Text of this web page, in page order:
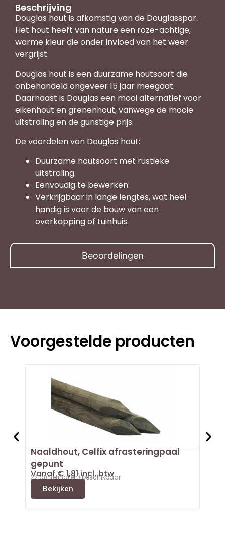
Beoordelingen
Beschrijving
Douglas hout is afkomstig van de Douglasspar.
Het hout heeft van nature een roze-achtige,
warme kleur die onder invloed van het weer
vergrijst.
Douglas hout is een duurzame houtsoort die
onbehandeld ongeveer 15 jaar meegaat.
Daarnaast is Douglas een mooi alternatief voor
eikenhout en grenenhout, vanwege de mooie
uitstraling en de gunstige prijs.
De voordelen van Douglas hout:
Duurzame houtsoort met rustieke
uitstraling.
Eenvoudig te bewerken.
Verkrijgbaar in lange lengtes, wat heel
handig is voor de bouw van een
overkapping of tuinhuis.
Voorgestelde producten
Naaldhout, Celfix afrasteringpaal
gepunt
Vanaf€1,81incl. btw
22 afmeting(en) beschikbaar
Bekijken